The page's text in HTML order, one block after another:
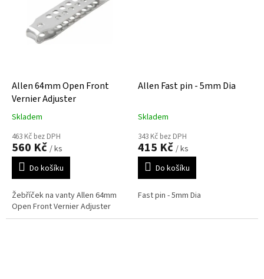
Allen 64mm Open Front
Vernier Adjuster
Skladem
463 Kč bez DPH
560 Kč / ks
Do košíku
Žebříček na vanty Allen 64mm
Open Front Vernier Adjuster
Allen Fast pin - 5mm Dia
Skladem
343 Kč bez DPH
415 Kč / ks
Do košíku
Fast pin - 5mm Dia